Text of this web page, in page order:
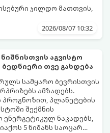
ჯილდო მათთვის,
მიუხედავად წინ
და ხარჯების
თუმცა, ახლა სიტუაცია
უსასრულო
ამასთან ერთად კი
მომავლის მიმართ.
შემდეგ ეს ნიშნები
და დაინახონ
2026/08/07 10:32
აგვისტო
თვე გახდება
სამყარო ბევრისთვის
ამზადებს.
პლანეტების
შექმნის
ენერგეტიკულ ნაკადებს,
5 ნიშანს საოცარ